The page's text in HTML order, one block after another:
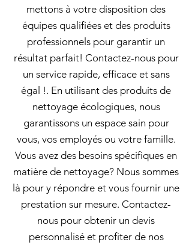
mettons à votre disposition des
équipes qualifiées et des produits
professionnels pour garantir un
résultat parfait! Contactez-nous pour
un service rapide, efficace et sans
égal !. En utilisant des produits de
nettoyage écologiques, nous
garantissons un espace sain pour
vous, vos employés ou votre famille.
Vous avez des besoins spécifiques en
matière de nettoyage? Nous sommes
là pour y répondre et vous fournir une
prestation sur mesure. Contactez-
nous pour obtenir un devis
personnalisé et profiter de nos